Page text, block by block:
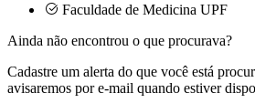
Faculdade de Medicina UPF
Ainda não encontrou o que procurava?
Cadastre um alerta do que você está
avisaremos por e-mail quando estiver